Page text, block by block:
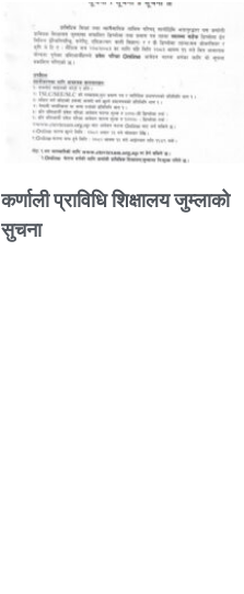
कर्णाली प्राविधि शिक्षालय जुम्लाको
सुचना